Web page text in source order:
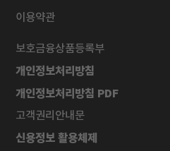
이용약관
보호금융상품등록부
개인정보처리방침
개인정보처리방침 PDF
고객권리안내문
신용정보 활용체제